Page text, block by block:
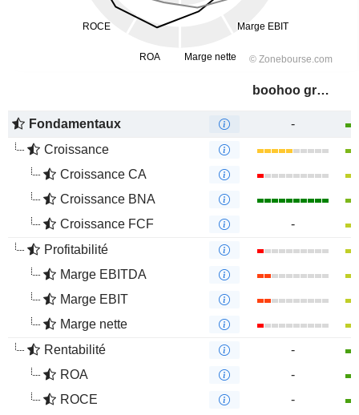
boohoo group plc
Fondamentaux
-
Croissance
Croissance CA
Croissance BNA
Croissance FCF
-
Profitabilité
Marge EBITDA
Marge EBIT
Marge nette
Rentabilité
-
ROA
-
ROCE
-